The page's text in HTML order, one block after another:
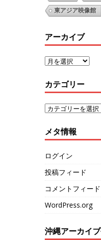
東アジア映像館
アーカイブ
カテゴリー
メタ情報
ログイン
投稿フィード
コメントフィード
WordPress.org
沖縄アーカイ